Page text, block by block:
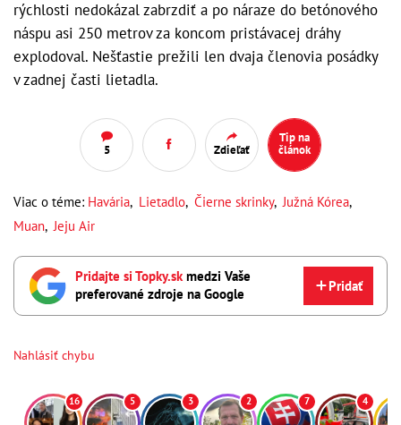
rýchlosti nedokázal zabrzdiť a po náraze do betónového
náspu asi 250 metrov za koncom pristávacej dráhy
explodoval. Nešťastie prežili len dvaja členovia posádky
v zadnej časti lietadla.
5 Zdieľať
Tip na
článok
Viac o téme: Havária, Lietadlo, Čierne skrinky, Južná Kórea,
Muan, Jeju Air
Pridajte si Topky.skmedzi Vaše
preferované zdroje na Google
Pridať
Nahlásiť chybu
16 5 3 2 7 4